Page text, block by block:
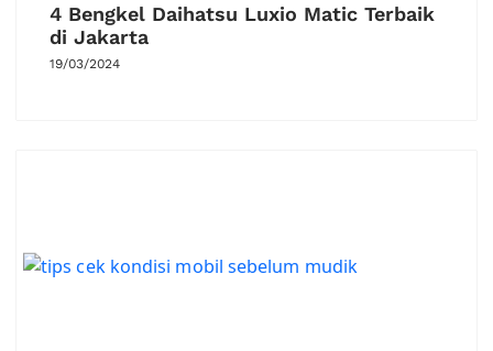
4 Bengkel Daihatsu Luxio Matic Terbaik
di Jakarta
19/03/2024